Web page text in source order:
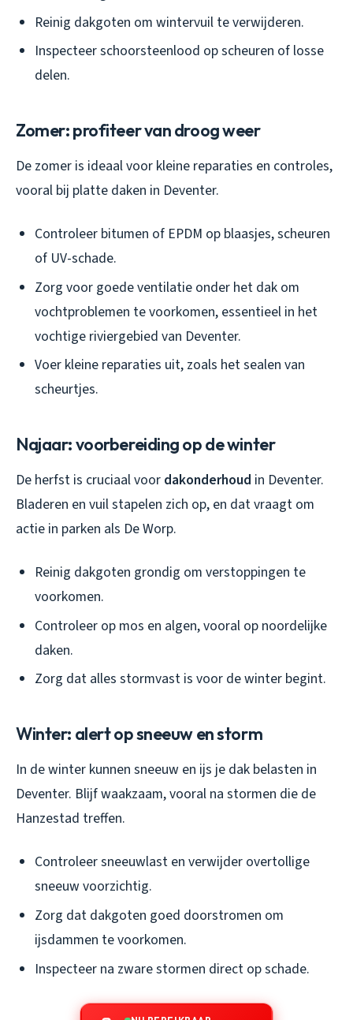
Reinig dakgoten om wintervuil te verwijderen.
Inspecteer schoorsteenlood op scheuren of losse
delen.
Zomer: profiteer van droog weer
De zomer is ideaal voor kleine reparaties en controles,
vooral bij platte daken in Deventer.
Controleer bitumen of EPDM op blaasjes, scheuren
of UV-schade.
Zorg voor goede ventilatie onder het dak om
vochtproblemen te voorkomen, essentieel in het
vochtige riviergebied van Deventer.
Voer kleine reparaties uit, zoals het sealen van
scheurtjes.
Najaar: voorbereiding op de winter
De herfst is cruciaal voor dakonderhoud in Deventer.
Bladeren en vuil stapelen zich op, en dat vraagt om
actie in parken als De Worp.
Reinig dakgoten grondig om verstoppingen te
voorkomen.
Controleer op mos en algen, vooral op noordelijke
daken.
Zorg dat alles stormvast is voor de winter begint.
Winter: alert op sneeuw en storm
In de winter kunnen sneeuw en ijs je dak belasten in
Deventer. Blijf waakzaam, vooral na stormen die de
Hanzestad treffen.
Controleer sneeuwlast en verwijder overtollige
sneeuw voorzichtig.
Zorg dat dakgoten goed doorstromen om
ijsdammen te voorkomen.
Inspecteer na zware stormen direct op schade.